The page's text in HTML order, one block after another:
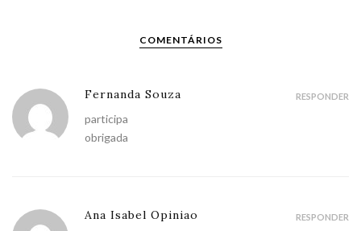
COMENTÁRIOS
Fernanda Souza
participa
obrigada
RESPONDER
Ana Isabel Opiniao RESPONDER